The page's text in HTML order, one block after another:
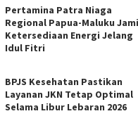
Pertamina Patra Niaga
Regional Papua-Maluku
Ketersediaan Energi Jelang
Idul Fitri
BPJS Kesehatan Pastikan
Layanan JKN Tetap Optimal
Selama Libur Lebaran 2026